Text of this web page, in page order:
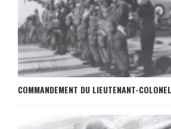
COMMANDEMENT DU LIEUTENANT-